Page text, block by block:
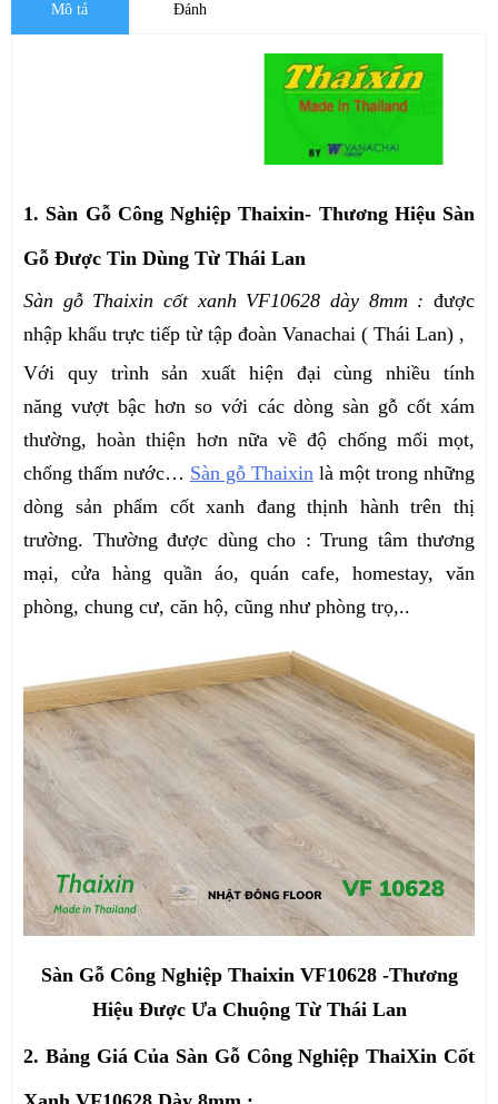
Mô tả Đánh
1. Sàn Gỗ Công Nghiệp Thaixin- Thương Hiệu Sàn
Gỗ Được Tin Dùng Từ Thái Lan
Sàn gỗ Thaixin cốt xanh VF10628 dày 8mm : được
nhập khẩu trực tiếp từ tập đoàn Vanachai ( Thái Lan) ,
Với quy trình sản xuất hiện đại cùng nhiều tính
năng vượt bậc hơn so với các dòng sàn gỗ cốt xám
thường, hoàn thiện hơn nữa về độ chống mối mọt,
chống thấm nước… Sàn gỗ Thaixin là một trong những
dòng sản phẩm cốt xanh đang thịnh hành trên thị
trường. Thường được dùng cho : Trung tâm thương
mại, cửa hàng quần áo, quán cafe, homestay, văn
phòng, chung cư, căn hộ, cũng như phòng trọ,..
Sàn Gỗ Công Nghiệp Thaixin VF10628 -Thương
Hiệu Được Ưa Chuộng Từ Thái Lan
2. Bảng Giá Của Sàn Gỗ Công Nghiệp ThaiXin Cốt